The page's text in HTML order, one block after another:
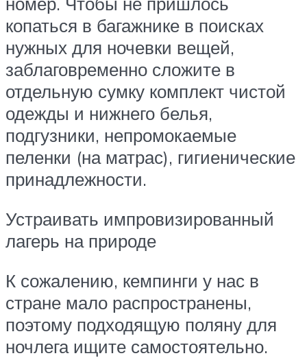
копаться в багажнике в поисках
нужных для ночевки вещей,
заблаговременно сложите в
отдельную сумку комплект чистой
одежды и нижнего белья,
подгузники, непромокаемые
пеленки (на матрас), гигиенические
принадлежности.
Устраивать импровизированный
лагерь на природе
К сожалению, кемпинги у нас в
стране мало распространены,
поэтому подходящую поляну для
ночлега ищите самостоятельно.